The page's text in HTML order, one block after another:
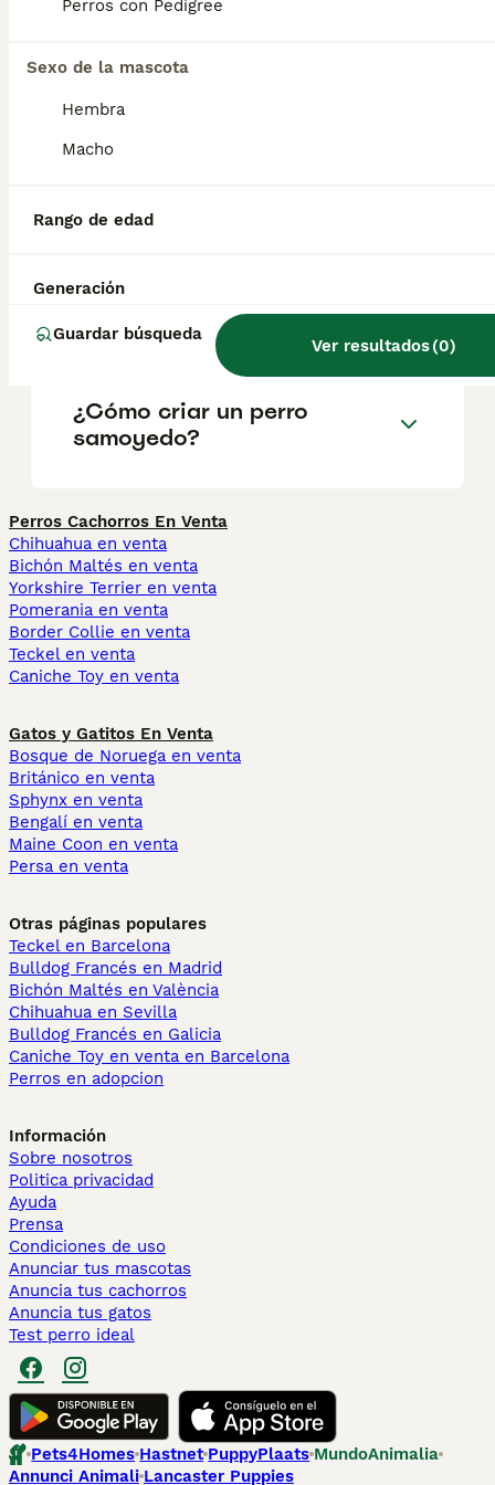
Perros con Pedigree
Sexo de la mascota
Hembra
Macho
Rango de edad
Generación
Guardar búsqueda
Ver resultados(0)
¿Es el samoyedo inteligente?
samoyedo?
¿Qué tamaño tiene un
samoyedo Toy?
¿Cómo criar un perro
samoyedo?
Perros Cachorros En Venta
Chihuahua en venta
Bichón Maltés en venta
Yorkshire Terrier en venta
Pomerania en venta
Border Collie en venta
Teckel en venta
Caniche Toy en venta
Gatos y Gatitos En Venta
Bosque de Noruega en venta
Británico en venta
Sphynx en venta
Bengalí en venta
Maine Coon en venta
Persa en venta
Otras páginas populares
Teckel en Barcelona
Bulldog Francés en Madrid
Bichón Maltés en València
Chihuahua en Sevilla
Bulldog Francés en Galicia
Caniche Toy en venta en Barcelona
Perros en adopcion
Información
Sobre nosotros
Politica privacidad
Ayuda
Prensa
Condiciones de uso
Anunciar tus mascotas
Anuncia tus cachorros
Anuncia tus gatos
Test perro ideal
Pets4Homes Hastnet PuppyPlaats MundoAnimalia
Annunci Animali Lancaster Puppies